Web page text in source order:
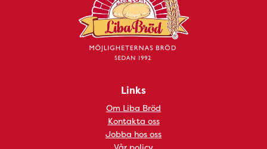
Links
Om Liba Bröd
Kontakta oss
Jobba hos oss